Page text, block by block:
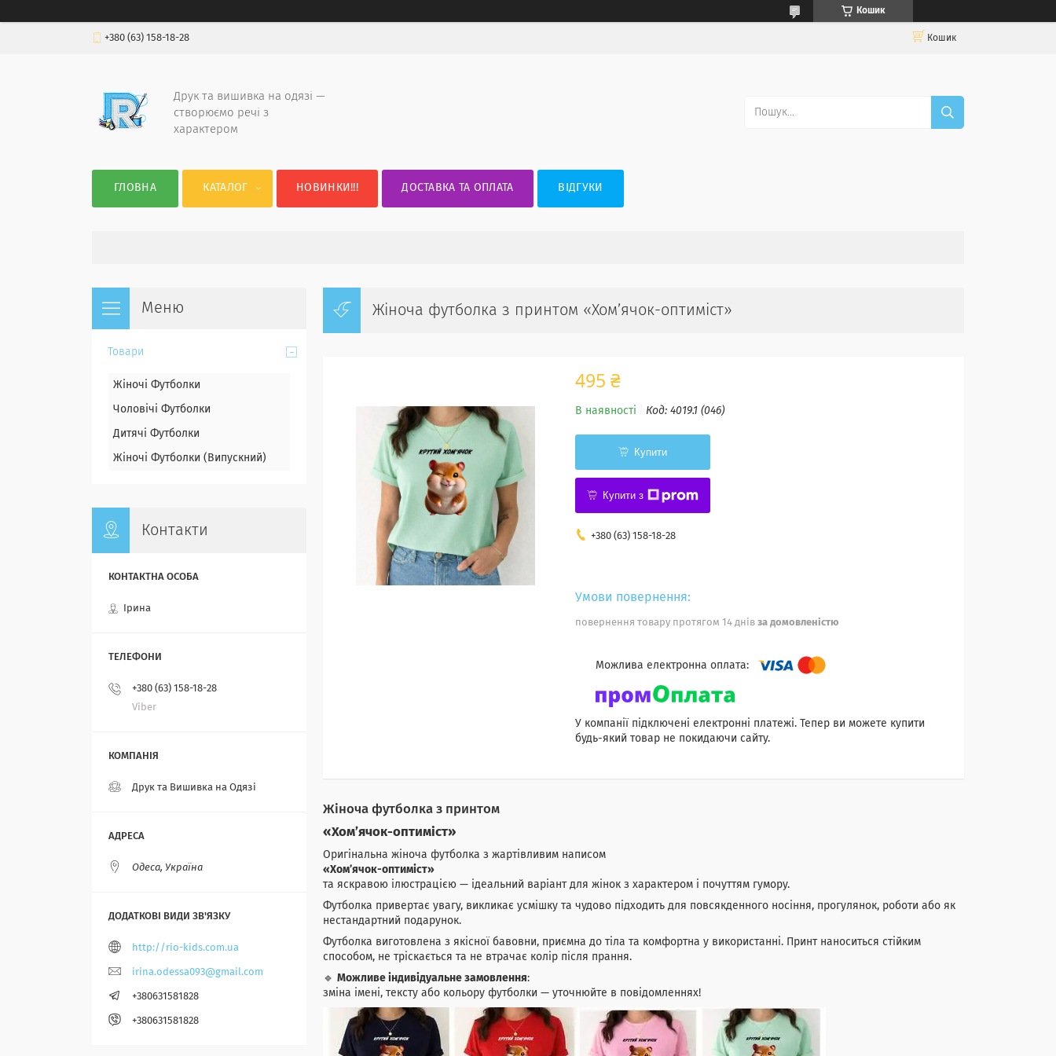
Кошик
+380 (63) 158-18-28 Кошик
Друк та вишивка на одязі —
створюємо речі з
характером
ГЛОВНА КАТАЛОГ НОВИНКИ!!! ДОСТАВКА ТА ОПЛАТА ВІДГУКИ
Жіноча футболка з принтом «Хом’ячок-оптиміст»
495 ₴
В наявності Код: 4019.1 (046)
Купити
Купити з
+380 (63) 158-18-28
повернення товару протягом 14 днів за домовленістю
У компанії підключені електронні платежі. Тепер ви можете купити
будь-який товар не покидаючи сайту.
Жіноча футболка з принтом
«Хом’ячок-оптиміст»
Оригінальна жіноча футболка з жартівливим написом
«Хом’ячок-оптиміст»
та яскравою ілюстрацією — ідеальний варіант для жінок з характером і почуттям гумору.
Футболка привертає увагу, викликає усмішку та чудово підходить для повсякденного носіння, прогулянок, роботи або як
нестандартний подарунок.
Футболка виготовлена з якісної бавовни, приємна до тіла та комфортна у використанні. Принт наноситься стійким
способом, не тріскається та не втрачає колір після прання.
🔹 Можливе індивідуальне замовлення:
зміна імені, тексту або кольору футболки — уточнюйте в повідомленнях!
Товари
Жіночі Футболки
Чоловічі Футболки
Дитячі Футболки
Жіночі Футболки (Випускний)
Контакти
Ірина
+380 (63) 158-18-28
Viber
Друк та Вишивка на Одязі
Одеса, Україна
http://rio-kids.com.ua
irina.odessa093@gmail.com
+380631581828
+380631581828